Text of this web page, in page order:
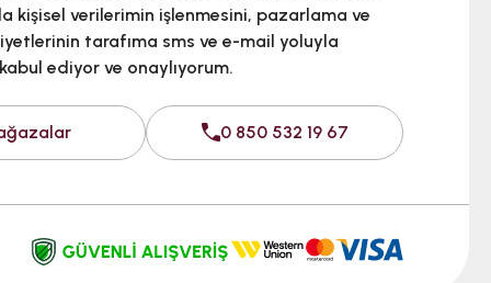
kişisel verilerimin işlenmesini, pazarlama ve
tarafıma sms ve e-mail yoluyla
kabul ediyor ve onaylıyorum.
0 850 532 19 67